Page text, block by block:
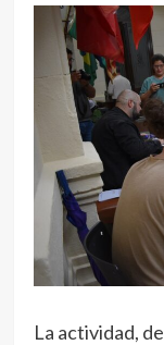
La actividad,